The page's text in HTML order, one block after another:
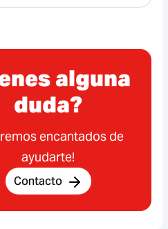
alguna
duda?
encantados de
ayudarte!
Contacto